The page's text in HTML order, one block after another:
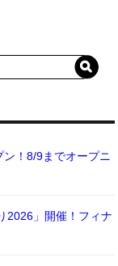
！8/9までオープニ
2026」開催！フィナ